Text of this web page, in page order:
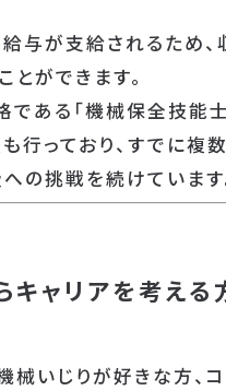
与が支給されるため、
とができます。
である「機械保全技能
行っており、すでに複
の挑戦を続けています
キャリアを考える
械いじりが好きな方、